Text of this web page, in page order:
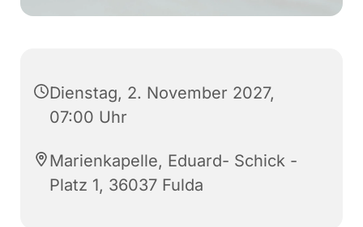
Dienstag, 2. November 2027,
07:00 Uhr
Marienkapelle, Eduard- Schick -
Platz 1, 36037 Fulda